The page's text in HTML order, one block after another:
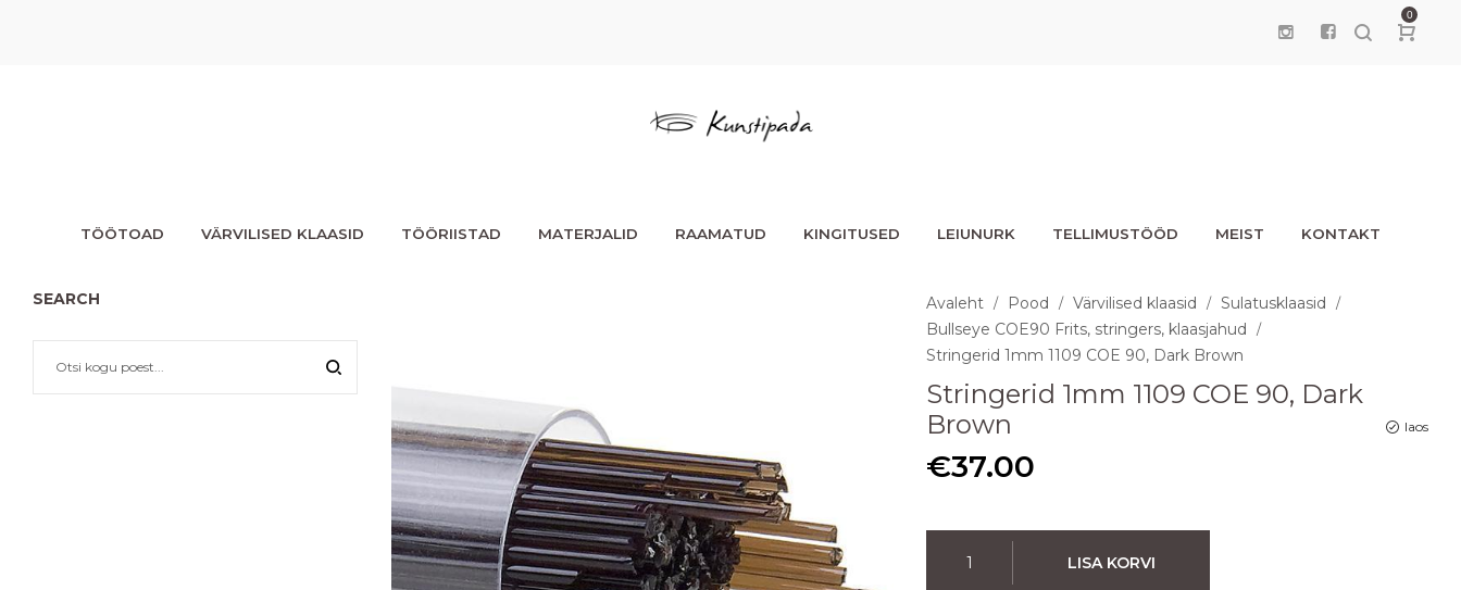
0
TÖÖTOAD VÄRVILISED KLAASID TÖÖRIISTAD MATERJALID RAAMATUD KINGITUSED LEIUNURK TELLIMUSTÖÖD MEIST KONTAKT
Avaleht / Pood / Värvilised klaasid / Sulatusklaasid /
Bullseye COE90 Frits, stringers, klaasjahud /
Stringerid 1mm 1109 COE 90, Dark Brown
Stringerid 1mm 1109 COE 90, Dark
Brown
laos
€37.00
LISA KORVI
SEARCH